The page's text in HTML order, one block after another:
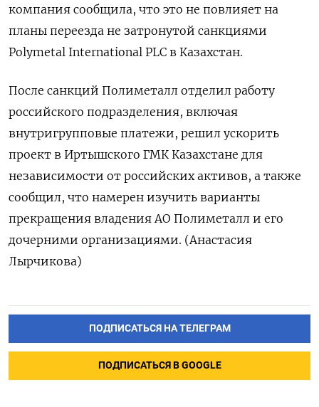
компания сообщила, что это не повлияет на
планы переезда не затронутой санкциями
Polymetal International PLC в Казахстан.
После санкций Полиметалл отделил работу
российского подразделения, включая
внутригрупповые платежи, решил ускорить
проект в Иртышского ГМК Казахстане для
независимости от российских активов, а также
сообщил, что намерен изучить варианты
прекращения владения АО Полиметалл и его
дочерними организациями. (Анастасия
Лырчикова)
ПОДПИСАТЬСЯ НА ТЕЛЕГРАМ
ПОДПИСАТЬСЯ В GOOGLE